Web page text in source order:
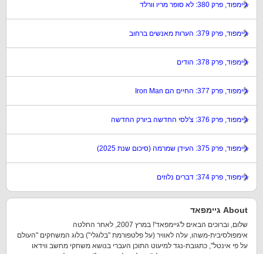
גיימפוד, פרק 380: לא סופר מריו וורלד
גיימפוד, פרק 379: הערות מאנשים ברחוב
גיימפוד, פרק 378: הודים
גיימפוד, פרק 377: החיים הם Iron Man
גיימפוד, פרק 376: צ'לסי החדשה ביורק החדשה
גיימפוד, פרק 375: העידן שמרמה (סיכום שנת 2025)
גיימפוד, פרק 374: דברים נלוזים
About גיימפאד
שלום, וברוכים הבאים ל'גיימפאד'! במרץ 2007, לאחר החלטה
אימפולסיבית-משהו, עלה לאוויר (על פלטפורמת "בלוגלי") בלוג המשחקים "העולם
על פי אינטל", כתגובת-נגד למיעוט התוכן העברי בנושא משחקי מחשב ווידאו